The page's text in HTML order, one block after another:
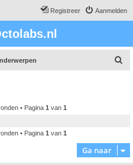
Aanmelden
Registreer
• Pagina 1 van 1
• Pagina 1 van 1
Ga naar